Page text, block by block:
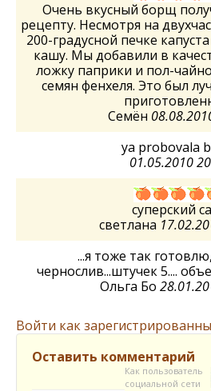
Очень вкусный борщ
рецепту. Несмотря на
200-градусной печке
кашу. Мы добавили в
ложку паприки и пол-
семян фенхеля. Это был
Семён
ya probovala
01.05.2010
суперский
светлана
...я тоже так
чернослив...штучек 5....
Ольга Бо
Войти как
Оставить комментарий
Как пользователь
социальной сети